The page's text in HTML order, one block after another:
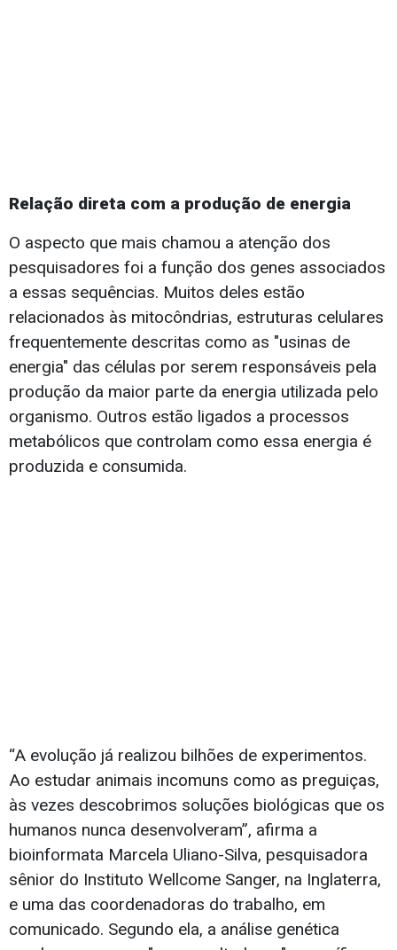
Relação direta com a produção de energia
O aspecto que mais chamou a atenção dos
pesquisadores foi a função dos genes associados
a essas sequências. Muitos deles estão
relacionados às mitocôndrias, estruturas celulares
frequentemente descritas como as "usinas de
energia" das células por serem responsáveis pela
produção da maior parte da energia utilizada pelo
organismo. Outros estão ligados a processos
metabólicos que controlam como essa energia é
produzida e consumida.
“A evolução já realizou bilhões de experimentos.
Ao estudar animais incomuns como as preguiças,
às vezes descobrimos soluções biológicas que os
humanos nunca desenvolveram”, afirma a
bioinformata Marcela Uliano-Silva, pesquisadora
sênior do Instituto Wellcome Sanger, na Inglaterra,
e uma das coordenadoras do trabalho, em
comunicado. Segundo ela, a análise genética